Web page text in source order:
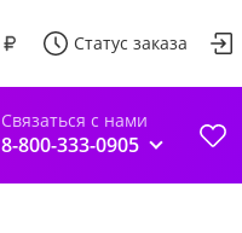
Статус заказа
Связаться с нами
8-800-333-0905